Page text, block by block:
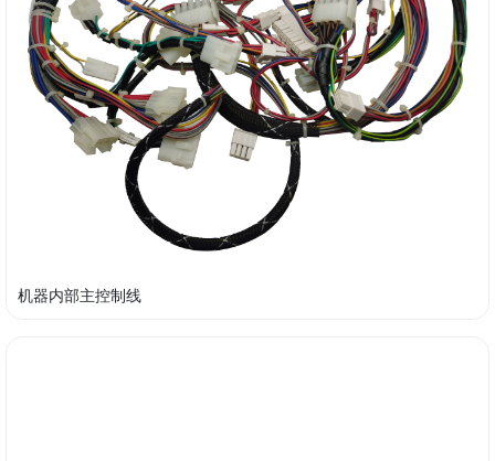
机器内部主控制线